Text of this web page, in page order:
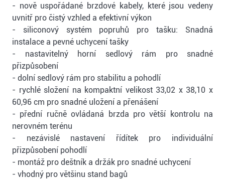
- nově uspořádané brzdové kabely, které jsou vedeny
uvnitř pro čistý vzhled a efektivní výkon
- siliconový systém popruhů pro tašku: Snadná
instalace a pevné uchycení tašky
- nastavitelný horní sedlový rám pro snadné
přizpůsobení
- dolní sedlový rám pro stabilitu a pohodlí
- rychlé složení na kompaktní velikost 33,02 x 38,10 x
60,96 cm pro snadné uložení a přenášení
- přední ručně ovládaná brzda pro větší kontrolu na
nerovném terénu
- nezávislé nastavení řídítek pro individuální
přizpůsobení pohodlí
- montáž pro deštník a držák pro snadné uchycení
- vhodný pro většinu stand bagů